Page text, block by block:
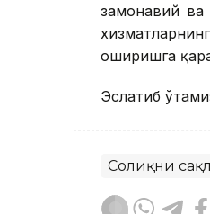
замонавий
оширишга
Эслатиб
Соғлиқни